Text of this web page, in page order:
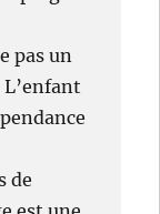
pas un
de